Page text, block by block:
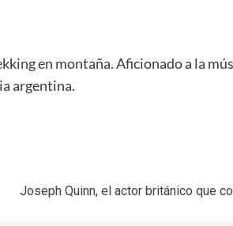
en montaña. Aficionado a la
argentina.
Joseph Quinn, el actor británico que